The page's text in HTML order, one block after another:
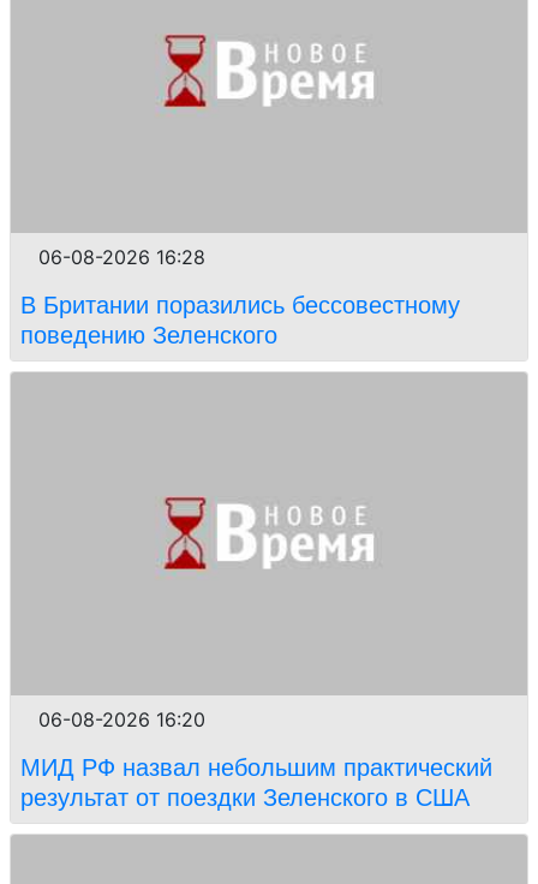
06-08-2026 16:28
В Британии поразились бессовестному
поведению Зеленского
06-08-2026 16:20
МИД РФ назвал небольшим практический
результат от поездки Зеленского в США